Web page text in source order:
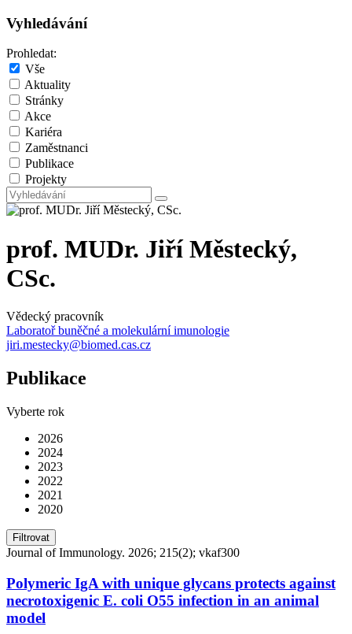
Vyhledávání
Prohledat:
Vše
Aktuality
Stránky
Akce
Kariéra
Zaměstnanci
Publikace
Projekty
prof. MUDr. Jiří Městecký,
CSc.
Vědecký pracovník
Laboratoř buněčné a molekulární imunologie
jiri.mestecky@biomed.cas.cz
Publikace
Vyberte rok
2026
2024
2023
2022
2021
2020
Filtrovat
Journal of Immunology. 2026; 215(2); vkaf300
Polymeric IgA with unique glycans protects against
necrotoxigenic E. coli O55 infection in an animal
model